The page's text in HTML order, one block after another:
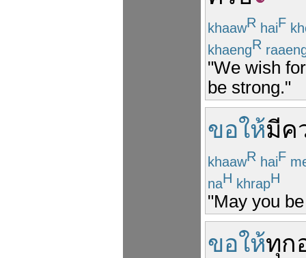
khaawR haiF
khaengR
"We wish
be strong."
ขอให้มีค
khaawR haiF
naH khrapH
"May you
ขอให้ทุก